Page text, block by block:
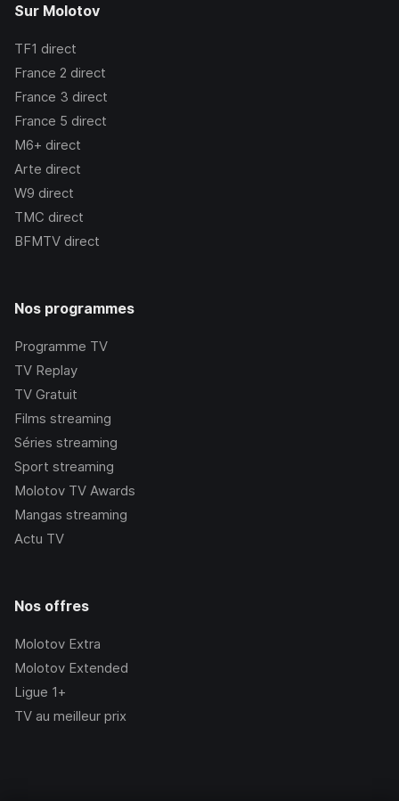
Sur Molotov
TF1 direct
France 2 direct
France 3 direct
France 5 direct
M6+ direct
Arte direct
W9 direct
TMC direct
BFMTV direct
Nos programmes
Programme TV
TV Replay
TV Gratuit
Films streaming
Séries streaming
Sport streaming
Molotov TV Awards
Mangas streaming
Actu TV
Nos offres
Molotov Extra
Molotov Extended
Ligue 1+
TV au meilleur prix